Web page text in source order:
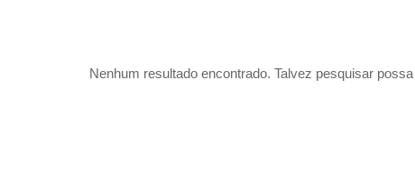
Nenhum resultado encontrado. Talvez pesquisar possa